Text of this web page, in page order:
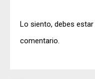
Lo siento, debes estar
comentario.